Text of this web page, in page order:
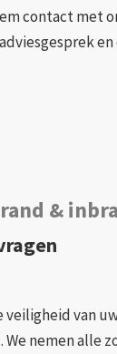
contact met
en
&
veiligheid van
We nemen alle